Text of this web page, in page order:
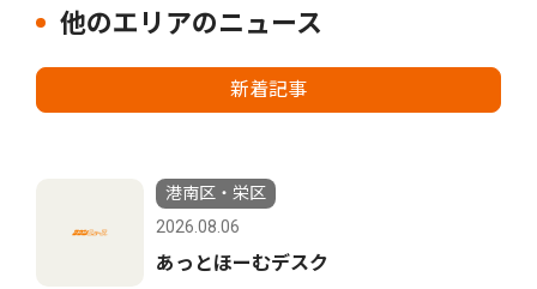
他のエリアのニュース
新着記事
港南区・栄区
2026.08.06
あっとほーむデスク